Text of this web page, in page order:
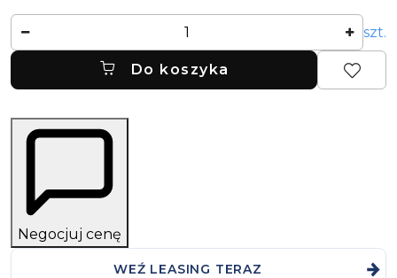
szt.
Do koszyka
Negocjuj cenę
WEŹ LEASING TERAZ